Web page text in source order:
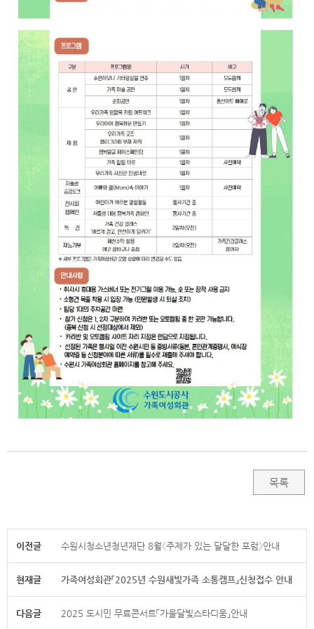
목록
이전글 수원시청소년청년재단 8월〈주제가 있는 달달한 포럼〉안내
현재글 가족여성회관「2025년 수원새빛가족 소통캠프」신청접수 안내
다음글 2025 도시민 무료콘서트「가을달빛스타디움」안내